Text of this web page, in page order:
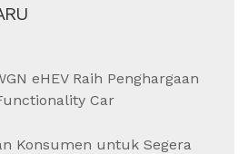
eHEV Raih Penghargaan
Car
Konsumen untuk Segera